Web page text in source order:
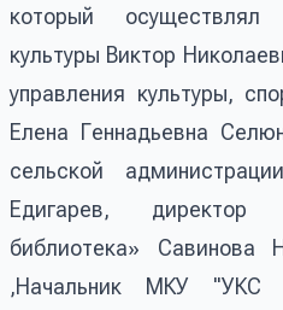
который
культуры Виктор
управления культуры,
Елена Геннадьевна
сельской
Едигарев, директор
библиотека» Савинова
,Начальник МКУ "УКС